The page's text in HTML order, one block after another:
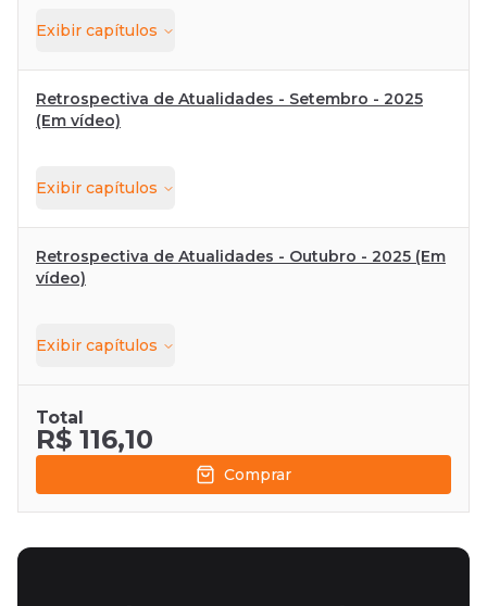
Exibir capítulos
Retrospectiva de Atualidades - Setembro - 2025
(Em vídeo)
Exibir capítulos
Retrospectiva de Atualidades - Outubro - 2025 (Em
vídeo)
Exibir capítulos
Total
R$ 116,10
Comprar